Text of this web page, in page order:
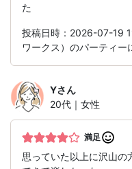
た
投稿日時：2026-07-19
ワークス）のパーティー
Yさん
20代｜女性
満足
思っていた以上に沢山の